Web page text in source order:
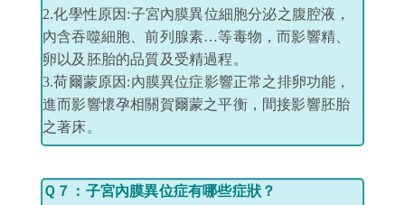
2.化學性原因:子宮內膜異位細胞分泌之腹腔液，
內含吞噬細胞、前列腺素…等毒物，而影響精、
卵以及胚胎的品質及受精過程。
3.荷爾蒙原因:內膜異位症影響正常之排卵功能，
進而影響懷孕相關賀爾蒙之平衡，間接影響胚胎
之著床。
Ｑ７：子宮內膜異位症有哪些症狀？